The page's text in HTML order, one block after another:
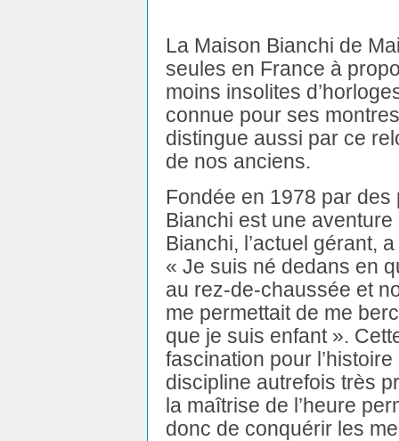
La Maison Bianchi de
seules en France à
moins insolites
connue pour ses
distingue aussi par ce
de nos anciens.
Fondée en 1978 par
Bianchi est une
Bianchi, l’actuel gérant,
« Je suis né dedans en
au rez-de-chaussée et
me permettait de me
que je suis enfant ».
fascination pour
discipline autrefois très
la maîtrise de l’heure
donc de conquérir les